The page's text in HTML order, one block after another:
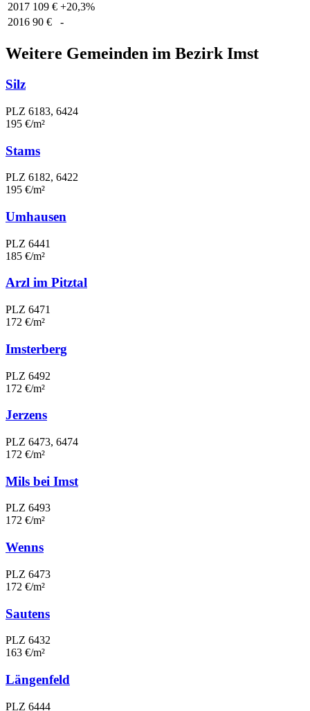
2017 109 € +20,3%
2016 90 € -
Weitere Gemeinden im Bezirk Imst
Silz
PLZ 6183, 6424
195 €/m²
Stams
PLZ 6182, 6422
195 €/m²
Umhausen
PLZ 6441
185 €/m²
Arzl im Pitztal
PLZ 6471
172 €/m²
Imsterberg
PLZ 6492
172 €/m²
Jerzens
PLZ 6473, 6474
172 €/m²
Mils bei Imst
PLZ 6493
172 €/m²
Wenns
PLZ 6473
172 €/m²
Sautens
PLZ 6432
163 €/m²
Längenfeld
PLZ 6444